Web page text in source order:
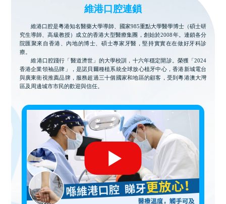
維港口腔連鎖
維港口腔是粵港知名醫藥大學導師、國家985重點大學醫學博士（碩士研
究生導師、高級教授）成立的香港大型醫療集團，創始於2008年。連鎖各分
院匯聚來自香港、內地的博士、碩士專家牙醫，堅持實實在在做好牙科診
療。
維港口腔踐行「醫道濟世」的大學校訓，十六年穩定開診。榮獲「2024
香港企業領袖品牌」，是諾貝爾種植系統全球放心植牙中心，香港新城電台
與廣東衛視推薦品牌，服務超過三十個國家和地區的顧客，受到粵港澳大灣
區及周邊城市市民的歡迎與信任。